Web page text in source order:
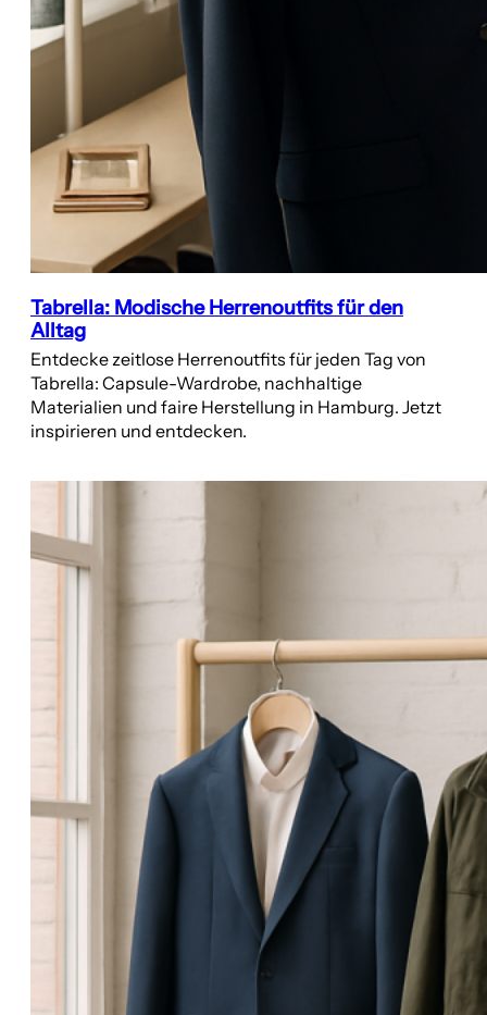
Tabrella: Modische Herrenoutfits für den
Alltag
Entdecke zeitlose Herrenoutfits für jeden Tag von
Tabrella: Capsule-Wardrobe, nachhaltige
Materialien und faire Herstellung in Hamburg. Jetzt
inspirieren und entdecken.